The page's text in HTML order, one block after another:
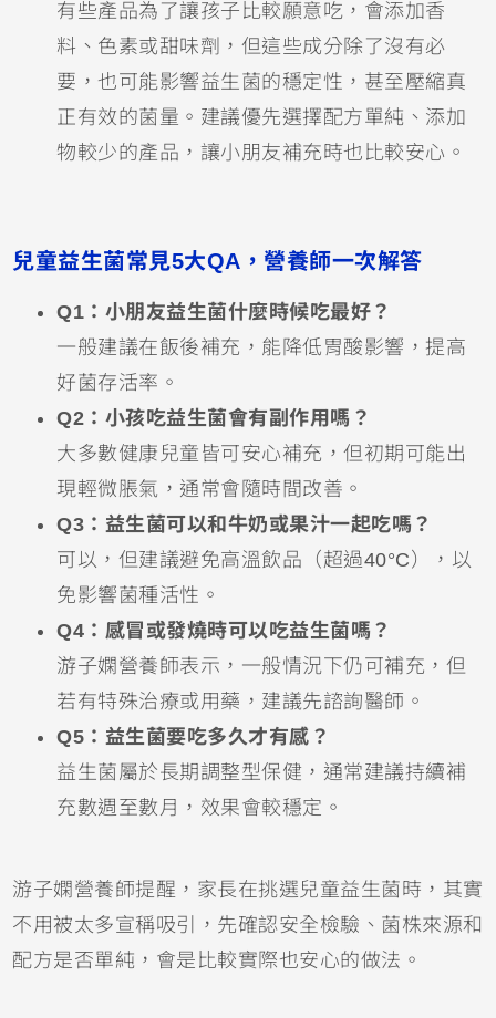
有些產品為了讓孩子比較願意吃，會添加香
料、色素或甜味劑，但這些成分除了沒有必
要，也可能影響益生菌的穩定性，甚至壓縮真
正有效的菌量。建議優先選擇配方單純、添加
物較少的產品，讓小朋友補充時也比較安心。
兒童益生菌常見5大QA，營養師一次解答
Q1：小朋友益生菌什麼時候吃最好？
一般建議在飯後補充，能降低胃酸影響，提高
好菌存活率。
Q2：小孩吃益生菌會有副作用嗎？
大多數健康兒童皆可安心補充，但初期可能出
現輕微脹氣，通常會隨時間改善。
Q3：益生菌可以和牛奶或果汁一起吃嗎？
可以，但建議避免高溫飲品（超過40°C），以
免影響菌種活性。
Q4：感冒或發燒時可以吃益生菌嗎？
游子嫻營養師表示，一般情況下仍可補充，但
若有特殊治療或用藥，建議先諮詢醫師。
Q5：益生菌要吃多久才有感？
益生菌屬於長期調整型保健，通常建議持續補
充數週至數月，效果會較穩定。
游子嫻營養師提醒，家長在挑選兒童益生菌時，其實
不用被太多宣稱吸引，先確認安全檢驗、菌株來源和
配方是否單純，會是比較實際也安心的做法。